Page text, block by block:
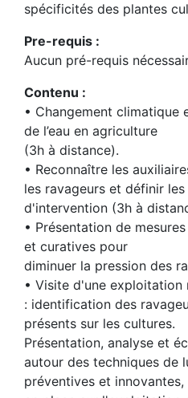
spécificités des plantes
Pre-requis :
Aucun pré-requis
Contenu :
• Changement climatique
de l’eau en agriculture
(3h à distance).
• Reconnaître les
les ravageurs et définir les
d'intervention (3h à
• Présentation de
et curatives pour
diminuer la pression des
• Visite d'une exploitation
: identification des
présents sur les cultures.
Présentation, analyse et
autour des techniques de
préventives et innovantes,